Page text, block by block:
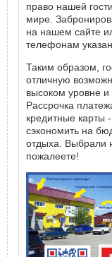
право нашей
мире.
на нашем сайте
телефонам
Таким образом,
отличную
высоком уровне
Рассрочка
кредитные карты
сэкономить на
отдыха. Выбрали
пожалеете!